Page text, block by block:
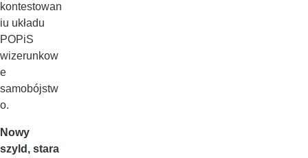
kontestowan
iu układu
POPiS
wizerunkow
e
samobójstw
o.
Nowy
szyld, stara